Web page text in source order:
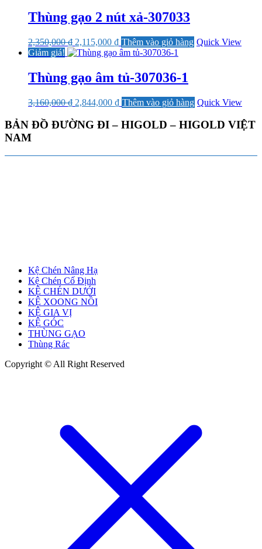
3,200,000 ₫.là:
2,880,000 ₫.
Thùng gạo 2 nút xả-307033
2,350,000₫ Giá
gốc
2,350,000 ₫.
2,115,000 ₫Giá
hiện
là:
2,115,000 ₫.
Thêm vào giỏ hàng Quick View
Giảm giá!
Thùng gạo âm tủ-307036-1
3,160,000₫ Giá
là:
2,844,000 ₫Giá
tại
Thêm vào giỏ hàng Quick View
BẢN ĐỒ ĐƯỜNG ĐI – HIGOLD – HIGOLD VIỆT
NAM
Kệ Chén Nâng Hạ
Kệ Chén Cố Định
KỆ CHÉN DƯỚI
KỆ XOONG NỒI
KỆ GIA VỊ
KỆ GÓC
THÙNG GẠO
Thùng Rác
Copyright © All Right Reserved